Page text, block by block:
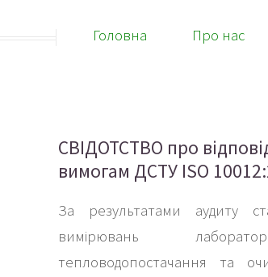
Головна Про нас
СВІДОТСТВО про
вимогам ДСТУ ISO
За результатами аудиту
вимірювань
тепловодопостачання та